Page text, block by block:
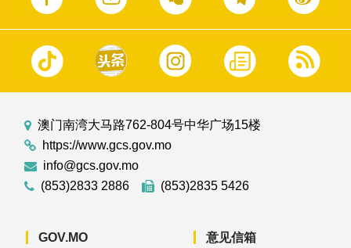
澳门南湾大马路762-804号中华广场15楼
https://www.gcs.gov.mo
info@gcs.gov.mo
(853)2833 2886
(853)2835 5426
GOV.MO 意见信箱